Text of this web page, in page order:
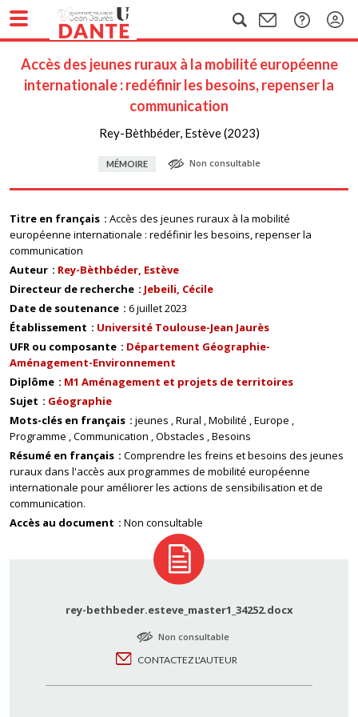
Accès des jeunes ruraux à la mobilité européenne
internationale : redéfinir les besoins, repenser la
communication
Rey-Bèthbéder, Estève (2023)
MÉMOIRE Non consultable
Titre en français
Accès des jeunes ruraux à la mobilité
européenne internationale : redéfinir les besoins, repenser la
communication
Auteur
Rey-Bèthbéder, Estève
Directeur de recherche
Jebeili, Cécile
Date de soutenance
6 juillet 2023
Établissement
Université Toulouse-Jean Jaurès
UFR ou composante
Département Géographie-
Aménagement-Environnement
Diplôme
M1 Aménagement et projets de territoires
Sujet
Géographie
Mots-clés en français
jeunes Rural Mobilité Europe
Programme Communication Obstacles Besoins
Résumé en français
Comprendre les freins et besoins des jeunes
ruraux dans l'accès aux programmes de mobilité européenne
internationale pour améliorer les actions de sensibilisation et de
communication.
Accès au document
Non consultable
rey-bethbeder.esteve_master1_34252.docx
Non consultable
CONTACTEZ L'AUTEUR